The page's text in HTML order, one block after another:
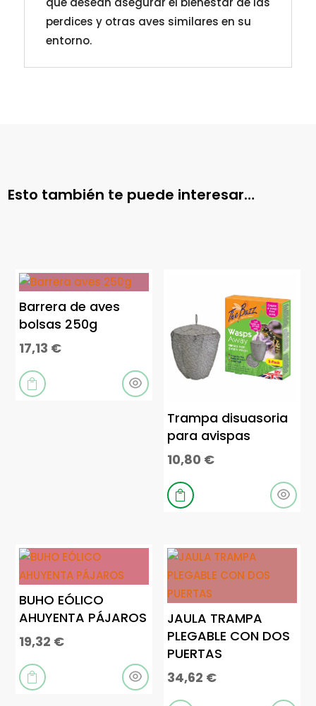
perdices y otras aves similares en su
entorno.
Esto también te puede interesar…
Barrera de aves
bolsas 250g
17,13 €

Trampa disuasoria
para avispas
10,80 €

BUHO EÓLICO
AHUYENTA PÁJAROS
19,32 €

JAULA TRAMPA
PLEGABLE CON DOS
PUERTAS
34,62 €